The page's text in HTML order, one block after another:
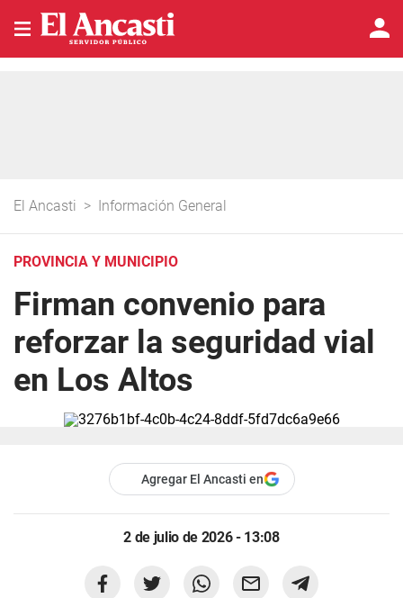
El Ancasti > Información General
PROVINCIA Y MUNICIPIO
Firman convenio para
reforzar la seguridad vial
en Los Altos
Agregar El Ancasti en
2 de julio de 2026 - 13:08